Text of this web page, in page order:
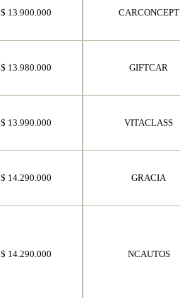
$ 13.900.000 CARCONCEPT
$ 13.980.000 GIFTCAR
$ 13.990.000 VITACLASS
$ 14.290.000 GRACIA
$ 14.290.000 NCAUTOS